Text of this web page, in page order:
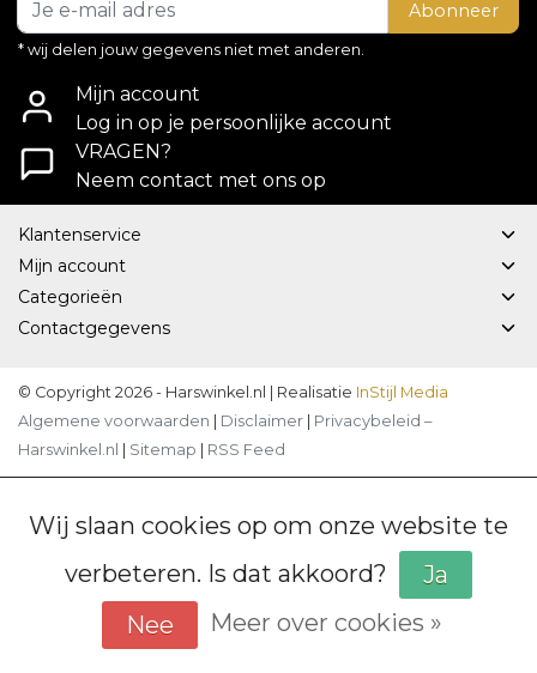
Abonneer
* wij delen jouw gegevens niet met anderen.
Mijn account
Log in op je persoonlijke account
VRAGEN?
Neem contact met ons op
Klantenservice
Mijn account
Categorieën
Contactgegevens
© Copyright 2026 - Harswinkel.nl | Realisatie InStijl Media
Algemene voorwaarden
Disclaimer
Privacybeleid –
Harswinkel.nl
Sitemap RSS Feed
Wij slaan cookies op om onze website te
verbeteren. Is dat akkoord?
Ja
Nee
Meer over cookies »